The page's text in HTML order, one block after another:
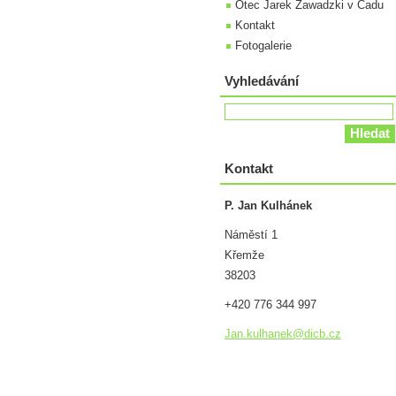
Otec Jarek Zawadzki v Čadu
Kontakt
Fotogalerie
Vyhledávání
Kontakt
P. Jan Kulhánek
Náměstí 1
Křemže
38203
+420 776 344 997
Jan.kulhanek@dic b.cz